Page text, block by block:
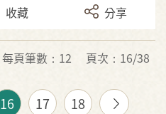
收藏 分享
每頁筆數：12 頁次：16/38
16 17 18